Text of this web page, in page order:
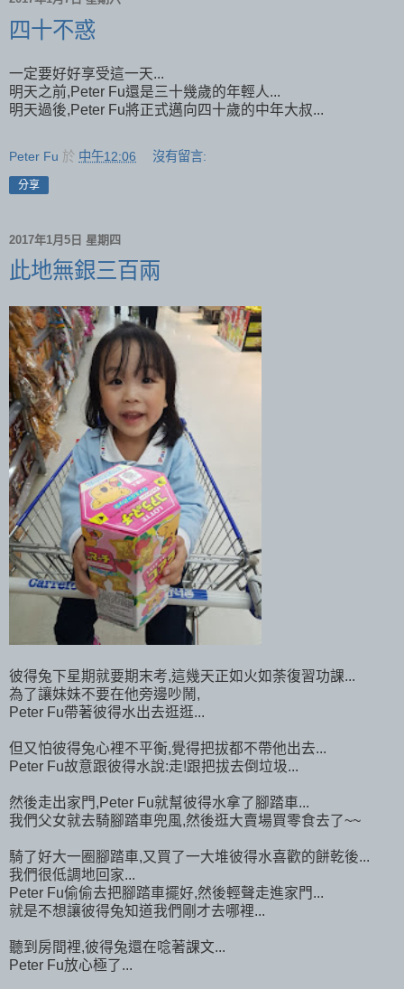
四十不惑
一定要好好享受這一天...
明天之前,Peter Fu還是三十幾歲的年輕人...
明天過後,Peter Fu將正式邁向四十歲的中年大叔...
Peter Fu 於 中午12:06 沒有留言:
分享
2017年1月5日 星期四
此地無銀三百兩
彼得兔下星期就要期末考,這幾天正如火如荼復習功課...
為了讓妹妹不要在他旁邊吵鬧,
Peter Fu帶著彼得水出去逛逛...
但又怕彼得兔心裡不平衡,覺得把拔都不帶他出去...
Peter Fu故意跟彼得水說:走!跟把拔去倒垃圾...
然後走出家門,Peter Fu就幫彼得水拿了腳踏車...
我們父女就去騎腳踏車兜風,然後逛大賣場買零食去了~~
騎了好大一圈腳踏車,又買了一大堆彼得水喜歡的餅乾後...
我們很低調地回家...
Peter Fu偷偷去把腳踏車擺好,然後輕聲走進家門...
就是不想讓彼得兔知道我們剛才去哪裡...
聽到房間裡,彼得兔還在唸著課文...
Peter Fu放心極了...